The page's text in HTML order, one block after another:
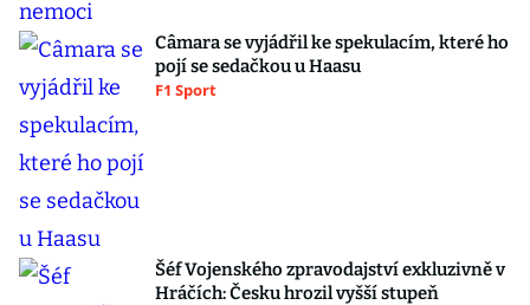
Câmara se vyjádřil ke spekulacím, které ho
pojí se sedačkou u Haasu
F1 Sport
Šéf Vojenského zpravodajství exkluzivně v
Hráčích: Česku hrozil vyšší stupeň